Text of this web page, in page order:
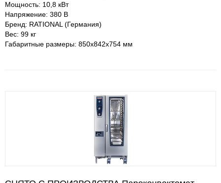
Мощность: 10,8 кВт
Напряжение: 380 В
Бренд: RATIONAL (Германия)
Вес: 99 кг
Габаритные размеры: 850х842х754 мм